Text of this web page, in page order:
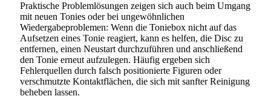
Praktische Problemlösungen zeigen sich auch beim Umgang
mit neuen Tonies oder bei ungewöhnlichen
Wiedergabeproblemen: Wenn die Toniebox nicht auf das
Aufsetzen eines Tonie reagiert, kann es helfen, die Disc zu
entfernen, einen Neustart durchzuführen und anschließend
den Tonie erneut aufzulegen. Häufig ergeben sich
Fehlerquellen durch falsch positionierte Figuren oder
verschmutzte Kontaktflächen, die sich mit sanfter Reinigung
beheben lassen.